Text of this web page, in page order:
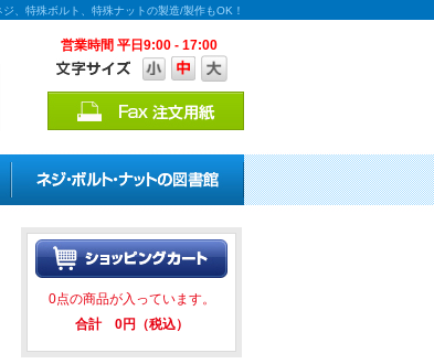
、特殊ボルト、特殊ナットの製造/製作もOK！
営業時間 平日9:00 - 17:00
キャンペーンを実施中！
0点の商品が入っています。
合計 0円（税込）